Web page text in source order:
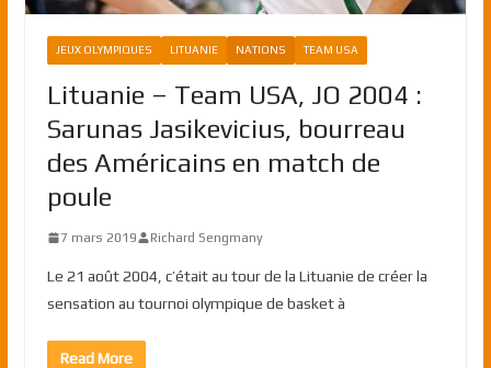
JEUX OLYMPIQUES LITUANIE NATIONS TEAM USA
Lituanie – Team USA, JO 2004 :
Sarunas Jasikevicius, bourreau
des Américains en match de
poule
7 mars 2019 Richard Sengmany
Le 21 août 2004, c’était au tour de la Lituanie de créer la
sensation au tournoi olympique de basket à
Read More